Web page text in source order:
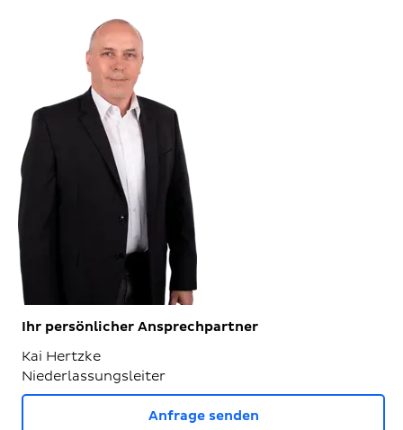
Ihr persönlicher Ansprechpartner
Kai Hertzke
Niederlassungsleiter
Anfrage senden